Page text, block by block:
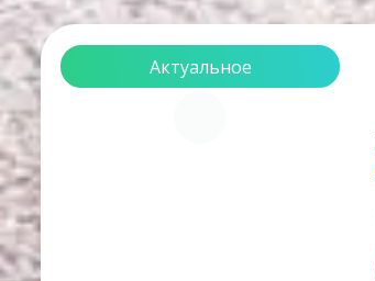
Актуальное